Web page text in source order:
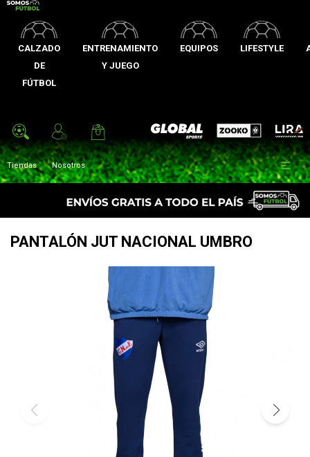
CALZADO
DE
FÚTBOL
ENTRENAMIENTO
Y JUEGO
EQUIPOS LIFESTYLE
Global Sports Zooko Lira
Tiendas Nosotros 
PANTALÓN JUT NACIONAL UMBRO